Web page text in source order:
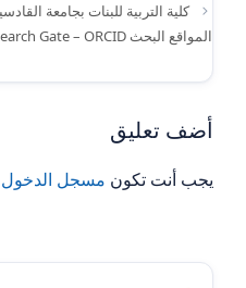
كلية التربية للبنات بجامعة
المواقع البحث Research Gate – ORCID
أضف تعليق
يجب أنت تكون مسجل الدخول